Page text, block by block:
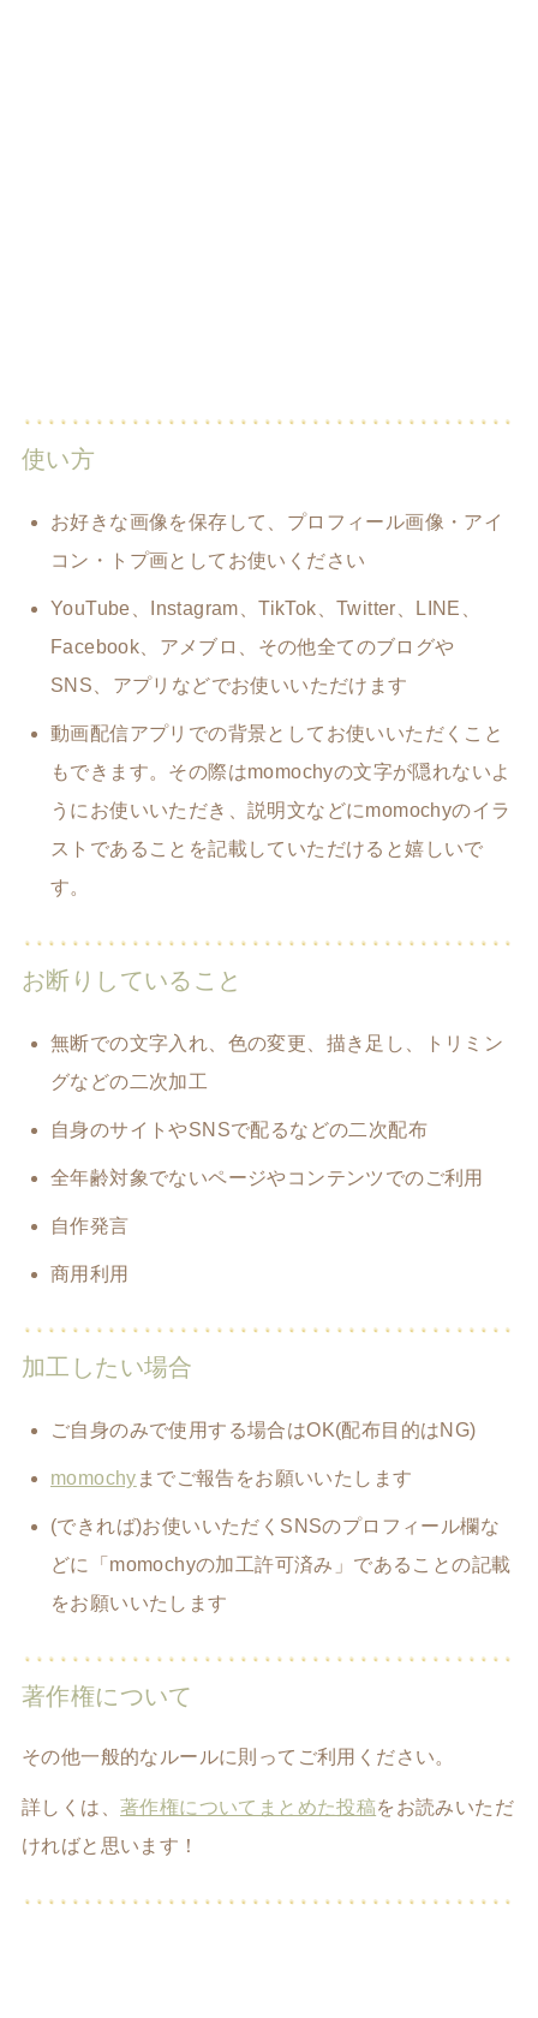
使い方
お好きな画像を保存して、プロフィール画像・アイ
コン・トプ画としてお使いください
YouTube、Instagram、TikTok、Twitter、LINE、
Facebook、アメブロ、その他全てのブログや
SNS、アプリなどでお使いいただけます
動画配信アプリでの背景としてお使いいただくこと
もできます。その際はmomochyの文字が隠れないよ
うにお使いいただき、説明文などにmomochyのイラ
ストであることを記載していただけると嬉しいで
す。
お断りしていること
無断での文字入れ、色の変更、描き足し、トリミン
グなどの二次加工
自身のサイトやSNSで配るなどの二次配布
全年齢対象でないページやコンテンツでのご利用
自作発言
商用利用
加工したい場合
ご自身のみで使用する場合はOK(配布目的はNG)
momochy までご報告をお願いいたします
(できれば)お使いいただくSNSのプロフィール欄な
どに「momochyの加工許可済み」であることの記載
をお願いいたします
著作権について
その他一般的なルールに則ってご利用ください。
詳しくは、 著作権についてまとめた投稿をお読みいただ
ければと思います！